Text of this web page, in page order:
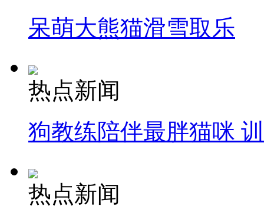
呆萌大熊猫滑雪取乐
热点新闻
狗教练陪伴最胖猫咪
热点新闻